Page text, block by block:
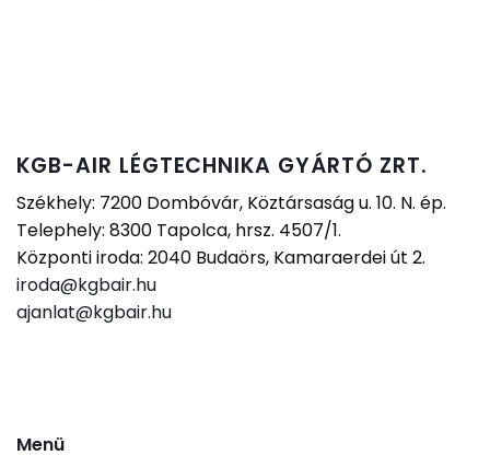
KGB-AIR LÉGTECHNIKA GYÁRTÓ ZRT.
Székhely: 7200 Dombóvár, Köztársaság u. 10. N. ép.
Telephely: 8300 Tapolca, hrsz. 4507/1.
Központi iroda: 2040 Budaörs, Kamaraerdei út 2.
iroda@kgbair.hu
ajanlat@kgbair.hu
Menü